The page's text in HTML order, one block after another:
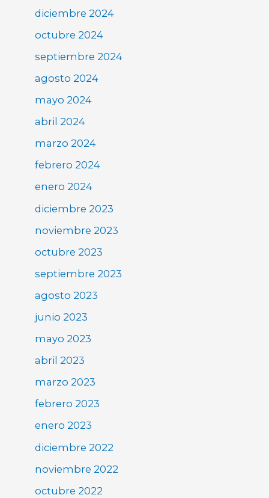
diciembre 2024
octubre 2024
septiembre 2024
agosto 2024
mayo 2024
abril 2024
marzo 2024
febrero 2024
enero 2024
diciembre 2023
noviembre 2023
octubre 2023
septiembre 2023
agosto 2023
junio 2023
mayo 2023
abril 2023
marzo 2023
febrero 2023
enero 2023
diciembre 2022
noviembre 2022
octubre 2022